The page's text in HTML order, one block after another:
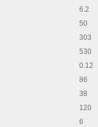
6.2
50
303
530
0.12
86
38
120
6